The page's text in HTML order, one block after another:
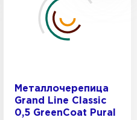
Металлочерепица
Grand Line Classic
0,5 GreenCoat Pural